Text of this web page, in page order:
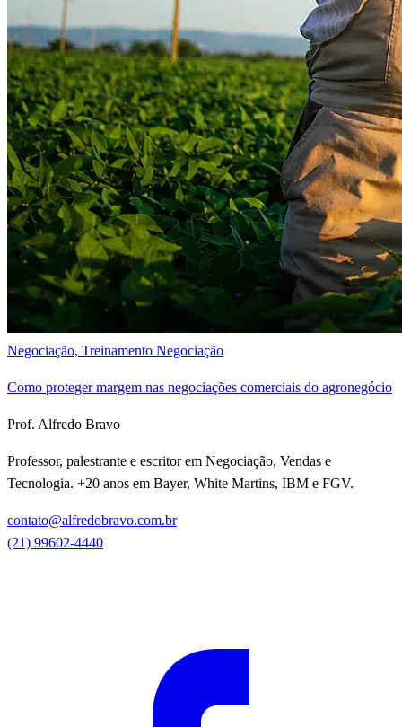
Negociação, Treinamento Negociação
Como proteger margem nas negociações comerciais do agronegócio
Prof. Alfredo Bravo
Professor, palestrante e escritor em Negociação, Vendas e
Tecnologia. +20 anos em Bayer, White Martins, IBM e FGV.
contato@alfredobravo.com.br
(21) 99602-4440